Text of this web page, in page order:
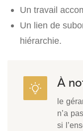
Un travail
Un lien de
hiérarchie.
À
le
n’a
si